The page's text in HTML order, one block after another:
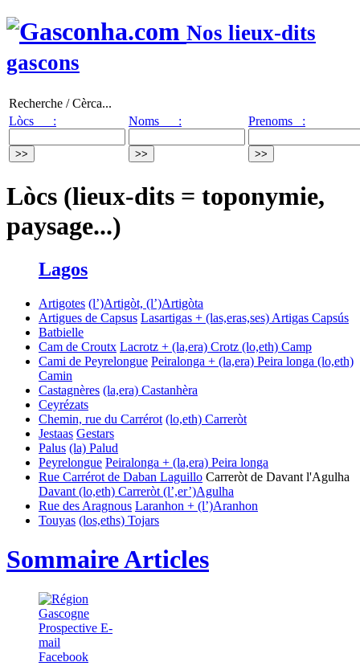
Nos lieux-dits
gascons
Recherche / Cèrca...
Lòcs :
Noms : Prenoms :
Lòcs (lieux-dits = toponymie,
paysage...)
Lagos
Artigotes (l’)Artigòt, (l’)Artigòta
Artigues de Capsus Lasartigas + (las,eras,ses) Artigas Capsús
Batbielle
Cam de Croutx Lacrotz + (la,era) Crotz (lo,eth) Camp
Cami de Peyrelongue Peiralonga + (la,era) Peira longa (lo,eth)
Camin
Castagnères (la,era) Castanhèra
Ceyrézats
Chemin, rue du Carrérot (lo,eth) Carreròt
Jestaas Gestars
Palus (la) Palud
Peyrelongue Peiralonga + (la,era) Peira longa
Rue Carrérot de Daban Laguillo Carreròt de Davant l'Agulha
Davant (lo,eth) Carreròt (l’,er’)Agulha
Rue des Aragnous Laranhon + (l’)Aranhon
Touyas (los,eths) Tojars
Sommaire Articles